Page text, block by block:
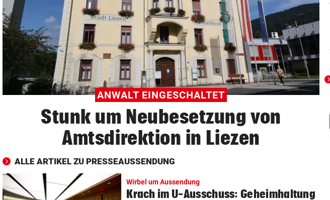
ANWALT EINGESCHALTET
Stunk um Neubesetzung von
Amtsdirektion in Liezen
ALLE ARTIKEL ZU PRESSEAUSSENDUNG
Wirbel um Aussendung
Krach im U-Ausschuss: Geheimhaltung